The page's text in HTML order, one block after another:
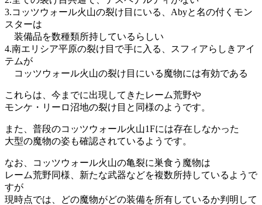
3.コッツウォール火山の裂け目にいる、Abyと名の付くモン
スターは
装備品を数種類所持しているらしい
4.南エリシア平原の裂け目で手に入る、スフィアらしきアイ
テムが
コッツウォール火山の裂け目にいる魔物には有効である
これらは、今までに出現してきたレーム荒野や
モンケ・リーロ沼地の裂け目と同様のようです。
また、普段のコッツウォール火山1Fには存在しなかった
大型の魔物の姿も確認されているようです。
なお、コッツウォール火山の亀裂に巣食う魔物は
レーム荒野同様、新たな武器などを複数所持しているようで
すが
現時点では、どの魔物がどの装備を所有しているか判明して